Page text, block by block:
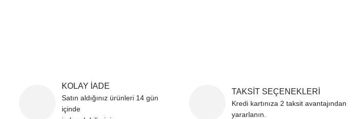
KOLAY İADE
Satın aldığınız ürünleri 14 gün
içinde
TAKSİT SEÇENEKLERİ
Kredi kartınıza 2 taksit avantajından
yararlanın.